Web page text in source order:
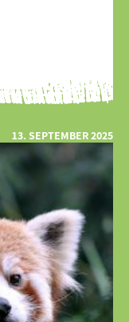
13. SEPTEMBER 2025